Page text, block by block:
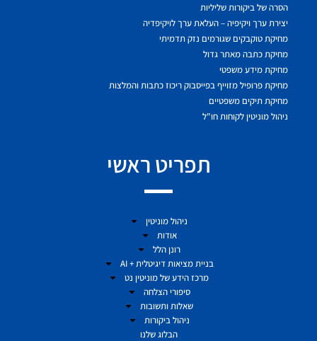
הסרה של ביקורות שליליות
יצירת ערך ויקיפיה – העלאת ערך לויקיפדיה
מחיקת טוקבקים שגורמים נזק תדמיתי
מחיקת כתבה מאתר גדול
מחיקת מידע משפטי
מחיקת פרופיל מזוייף בפייסבוק ריכוז כתבות והמלצות
מחיקת תיקים משפטיים
ניהול מוניטין לקוחות חו"ל
תפריט ראשי
ניהול מוניטין
אודות
רונן הלל
בניית מציאות דיגיטלית + AI
מרכז הידע של מוניטין נט
סיפורי הצלחה
שאלות ותשובות
ניהול ביקורות
הבלוג שלנו